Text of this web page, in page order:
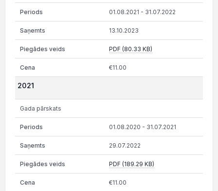
01.08.2021 - 31.07.2022
13.10.2023
PDF (80.33 KB)
€11.00
2021
Gada pārskats
01.08.2020 - 31.07.2021
29.07.2022
PDF (189.29 KB)
€11.00